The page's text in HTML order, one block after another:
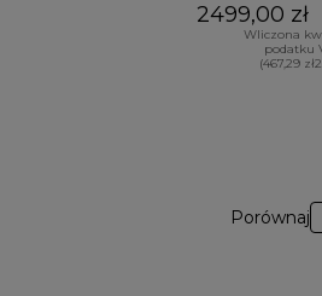
2499,00 zł
Wliczona
podatku
(467,29
Porównaj